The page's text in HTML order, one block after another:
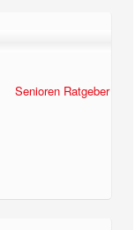
Senioren Ratgeber